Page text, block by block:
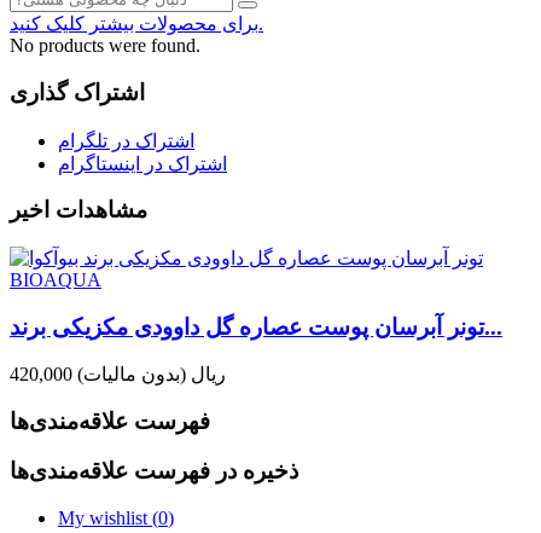
برای محصولات بیشتر کلیک کنید.
No products were found.
اشتراک گذاری
اشتراک در تلگرام
اشتراک در اینستاگرام
مشاهدات اخیر
تونر آبرسان پوست عصاره گل داوودی مکزیکی برند...
420,000 ریال (بدون مالیات)
فهرست علاقه‌مندی‌ها
ذخیره در فهرست علاقه‌مندی‌ها
My wishlist (0)